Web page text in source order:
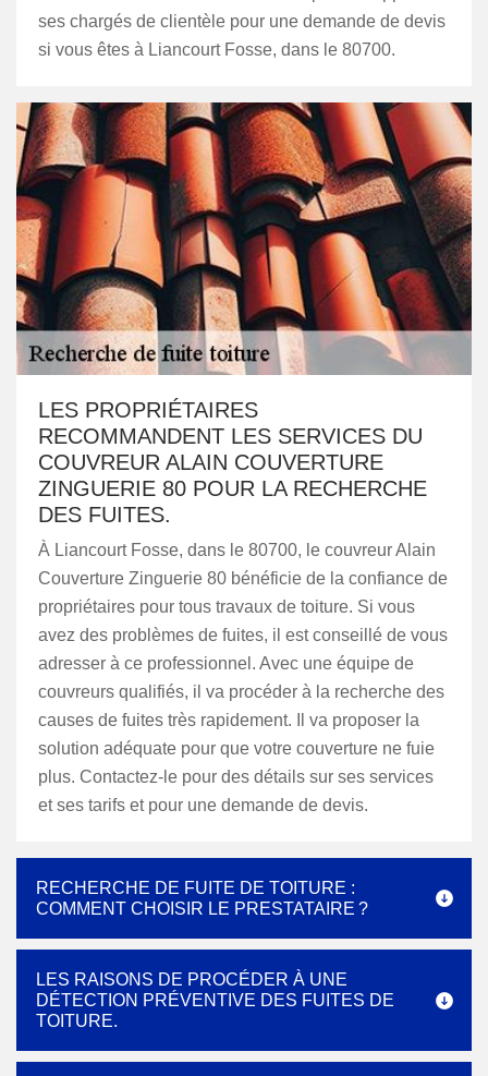
ses chargés de clientèle pour une demande de devis
si vous êtes à Liancourt Fosse, dans le 80700.
LES PROPRIÉTAIRES
RECOMMANDENT LES SERVICES DU
COUVREUR ALAIN COUVERTURE
ZINGUERIE 80 POUR LA RECHERCHE
DES FUITES.
À Liancourt Fosse, dans le 80700, le couvreur Alain
Couverture Zinguerie 80 bénéficie de la confiance de
propriétaires pour tous travaux de toiture. Si vous
avez des problèmes de fuites, il est conseillé de vous
adresser à ce professionnel. Avec une équipe de
couvreurs qualifiés, il va procéder à la recherche des
causes de fuites très rapidement. Il va proposer la
solution adéquate pour que votre couverture ne fuie
plus. Contactez-le pour des détails sur ses services
et ses tarifs et pour une demande de devis.
RECHERCHE DE FUITE DE TOITURE :
COMMENT CHOISIR LE PRESTATAIRE ?
LES RAISONS DE PROCÉDER À UNE
DÉTECTION PRÉVENTIVE DES FUITES DE
TOITURE.